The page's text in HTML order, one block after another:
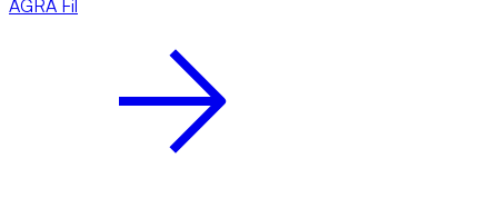
AGRA Fil